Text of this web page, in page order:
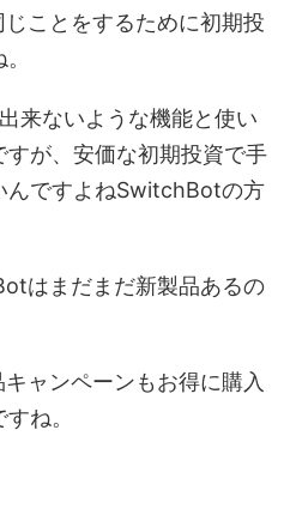
ことをするために初期投
来ないような機能と使い
が、安価な初期投資で手
んですよねSwitchBotの方
はまだまだ新製品あるの
ャンペーンもお得に購入
ね。